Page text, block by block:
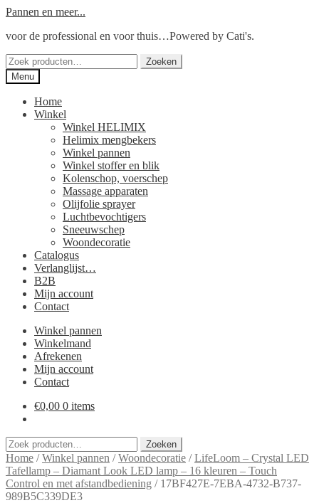
Ga
naar
Ga
de
Pannen en meer...
voor de professional en voor thuis…Powered by Cati's.
Zoeken
naar:
Zoeken
Menu
Home
Winkel
Winkel HELIMIX
Helimix mengbekers
Winkel pannen
Winkel stoffer en blik
Kolenschop, voerschep
Massage apparaten
Olijfolie sprayer
Luchtbevochtigers
Sneeuwschep
Woondecoratie
Catalogus
Verlanglijst…
B2B
Mijn account
Contact
Winkel pannen
Winkelmand
Afrekenen
Mijn account
Contact
€0,00 0 items
Zoeken
naar:
Zoeken
Home /Winkel pannen /Woondecoratie /LifeLoom – Crystal LED
Tafellamp – Diamant Look LED lamp – 16 kleuren – Touch
Control en met afstandbediening / 17BF427E-7EBA-4732-B737-
989B5C339DE3